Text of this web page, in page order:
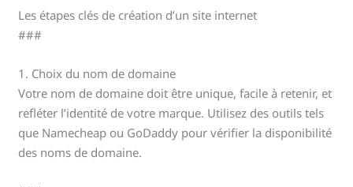
Les étapes clés de création d’un site internet
###
1. Choix du nom de domaine
Votre nom de domaine doit être unique, facile à retenir, et
refléter l’identité de votre marque. Utilisez des outils tels
que Namecheap ou GoDaddy pour vérifier la disponibilité
des noms de domaine.